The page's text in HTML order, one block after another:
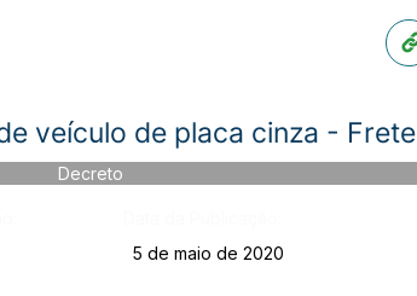
veículo de placa cinza - Frete
Decreto
5 de maio de 2020